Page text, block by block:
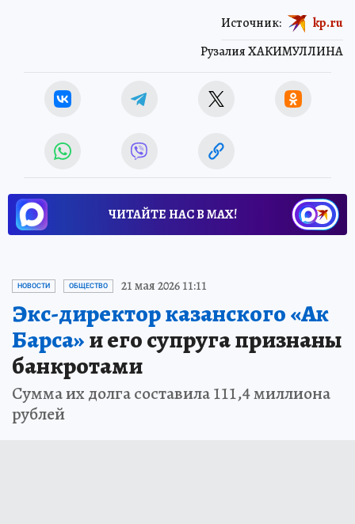
Рузалия ХАКИМУЛЛИНА
Источник: kp.ru
ЧИТАЙТЕ НАС В МАХ!
НОВОСТИ ОБЩЕСТВО 21 мая 2026 11:11
Экс-директор казанского «Ак
Барса»и его супруга признаны
банкротами
Сумма их долга составила 111,4 миллиона
рублей